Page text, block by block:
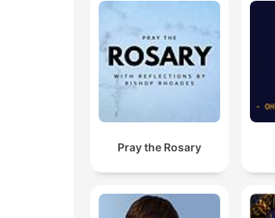
Pray the Rosary